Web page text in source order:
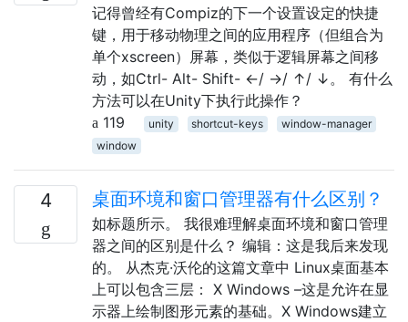
记得曾经有Compiz的下一个设置设定的快捷
键，用于移动物理之间的应用程序（但组合为
单个xscreen）屏幕，类似于逻辑屏幕之间移
动，如Ctrl- Alt- Shift- ←/ →/ ↑/ ↓。 有什么
方法可以在Unity下执行此操作？
119
unity shortcut-keys
window-manager
window
4 桌面环境和窗口管理器有什么区别？
如标题所示。 我很难理解桌面环境和窗口管理
器之间的区别是什么？ 编辑：这是我后来发现
的。 从杰克·沃伦的这篇文章中 Linux桌面基本
上可以包含三层： X Windows –这是允许在显
示器上绘制图形元素的基础。X Windows建立